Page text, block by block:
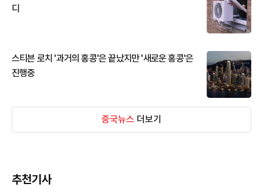
디
스티븐 로치 '과거의 홍콩'은 끝났지만 '새로운 홍콩'은
진행중
중국뉴스 더보기
추천기사